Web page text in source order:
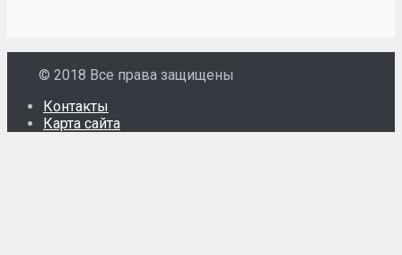
© 2018 Все права защищены
Контакты
Карта сайта